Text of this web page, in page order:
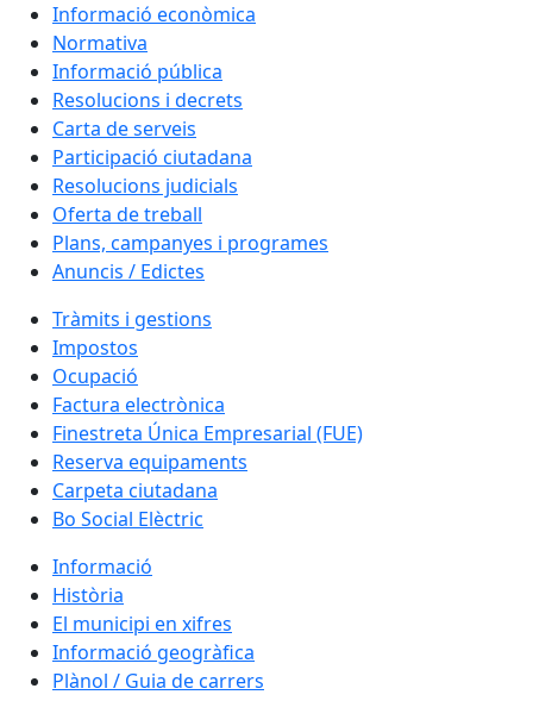
Informació econòmica
Normativa
Informació pública
Resolucions i decrets
Carta de serveis
Participació ciutadana
Resolucions judicials
Oferta de treball
Plans, campanyes i programes
Anuncis / Edictes
Tràmits i gestions
Impostos
Ocupació
Factura electrònica
Finestreta Única Empresarial (FUE)
Reserva equipaments
Carpeta ciutadana
Bo Social Elèctric
Informació
Història
El municipi en xifres
Informació geogràfica
Plànol / Guia de carrers